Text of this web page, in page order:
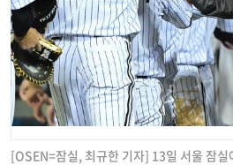
[OSEN=잠실, 최규한 기자] 13일 서울 잠